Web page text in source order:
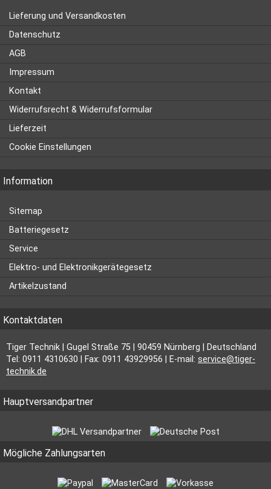
Lieferung und Versandkosten
Datenschutz
AGB
Impressum
Kontakt
Widerrufsrecht & Widerrufsformular
Lieferzeit
Cookie Einstellungen
Information
Sitemap
Batteriegesetz
Service
Elektro- und Elektronikgerätegesetz
Artikelzustand
Kontaktdaten
Tiger Technik | Gugel Straße 75 | 90459 Nürnberg | Deutschland
Tel: 0911 4310630 | Fax: 0911 43929956 | E-mail: service@tiger-
technik.de
Hauptversandpartner
Mögliche Zahlungsarten